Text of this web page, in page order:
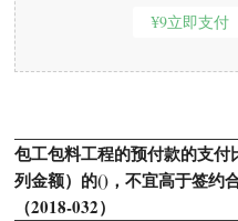
¥9立即支付
包工包料工程的预付款的支
列金额）的()，不宜高于签约
（2018-032）